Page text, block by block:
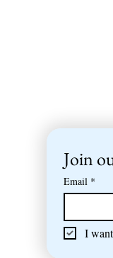
Join
Email *
I